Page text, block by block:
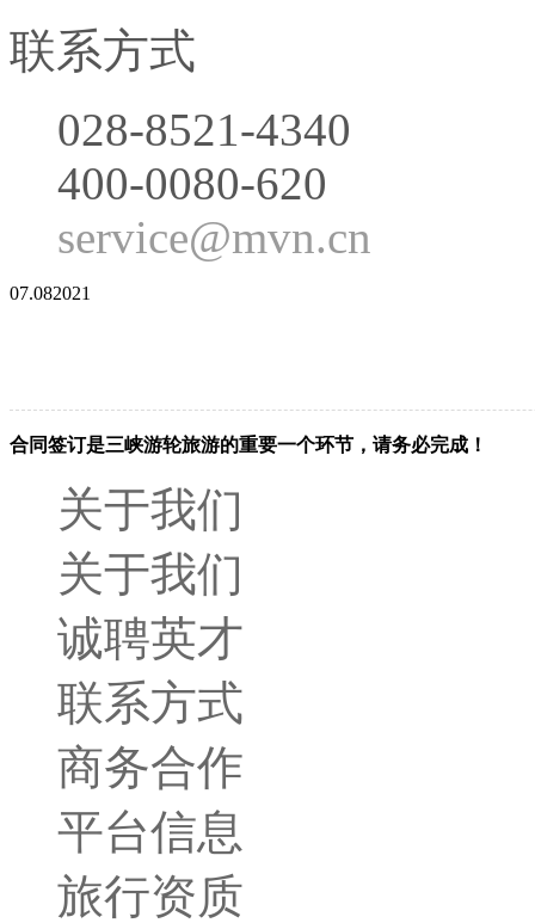
联系方式
028-8521-4340
400-0080-620
service@mvn.cn
07.082021
合同签订是三峡游轮旅游的重要一个环节，请务必完成！
关于我们
关于我们
诚聘英才
联系方式
商务合作
平台信息
旅行资质